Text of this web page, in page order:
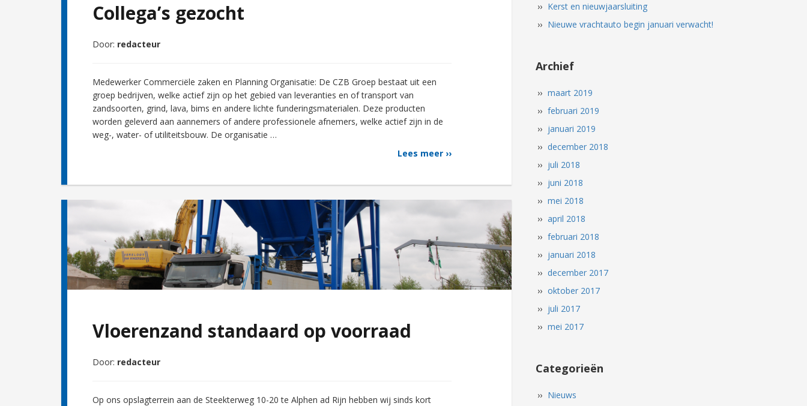
Collega’s gezocht
Door: redacteur
Medewerker Commerciële zaken en Planning Organisatie: De CZB Groep bestaat uit een
groep bedrijven, welke actief zijn op het gebied van leveranties en of transport van
zandsoorten, grind, lava, bims en andere lichte funderingsmaterialen. Deze producten
worden geleverd aan aannemers of andere professionele afnemers, welke actief zijn in de
weg-, water- of utiliteitsbouw. De organisatie …
Lees meer ››
Vloerenzand standaard op voorraad
Door: redacteur
Op ons opslagterrein aan de Steekterweg 10-20 te Alphen ad Rijn hebben wij sinds kort
Kerst en nieuwjaarsluiting
Nieuwe vrachtauto begin januari verwacht!
Archief
maart 2019
februari 2019
januari 2019
december 2018
juli 2018
juni 2018
mei 2018
april 2018
februari 2018
januari 2018
december 2017
oktober 2017
juli 2017
mei 2017
Categorieën
Nieuws